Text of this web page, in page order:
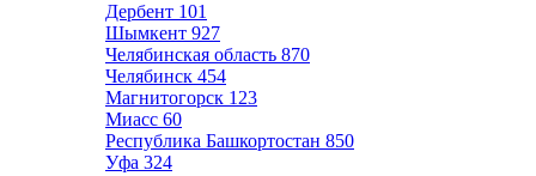
Дербент 101
Шымкент 927
Челябинская область 870
Челябинск 454
Магнитогорск 123
Миасс 60
Республика Башкортостан 850
Уфа 324